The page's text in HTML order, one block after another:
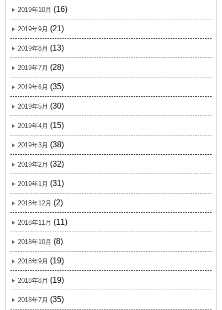
2019年10月 (16)
2019年9月 (21)
2019年8月 (13)
2019年7月 (28)
2019年6月 (35)
2019年5月 (30)
2019年4月 (15)
2019年3月 (38)
2019年2月 (32)
2019年1月 (31)
2018年12月 (2)
2018年11月 (11)
2018年10月 (8)
2018年9月 (19)
2018年8月 (19)
2018年7月 (35)